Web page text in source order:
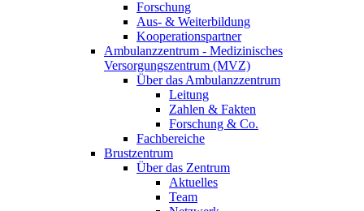
Forschung
Aus- & Weiterbildung
Kooperationspartner
Ambulanzzentrum - Medizinisches
Versorgungszentrum (MVZ)
Über das Ambulanzzentrum
Leitung
Zahlen & Fakten
Forschung & Co.
Fachbereiche
Brustzentrum
Über das Zentrum
Aktuelles
Team